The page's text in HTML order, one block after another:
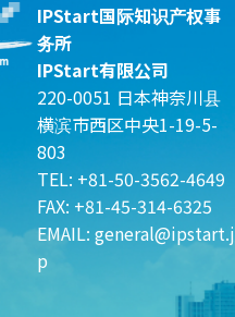
IPStart国际知识产权事
务所
IPStart有限公司
220-0051 日本神奈川县
横滨市西区中央1-19-5-
803
TEL: +81-50-3562-4649
FAX: +81-45-314-6325
EMAIL: general@ipstart.j
p